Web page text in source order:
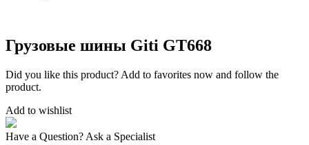
Грузовые шины Giti GT668
Did you like this product? Add to favorites now and follow the
product.
Add to wishlist
Have a Question? Ask a Specialist